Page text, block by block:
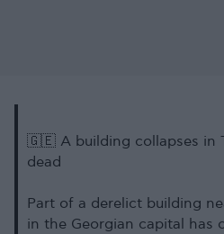
🇬🇪 A building collapses in
dead
Part of a derelict building
in the Georgian capital has